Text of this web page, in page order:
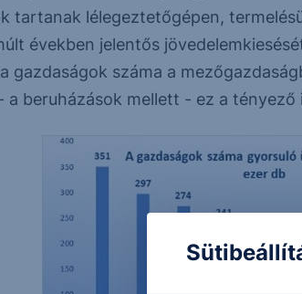
tartanak lélegeztetőgépen,
években jelentős
gazdaságok száma a
a beruházások mellett - ez a tényező